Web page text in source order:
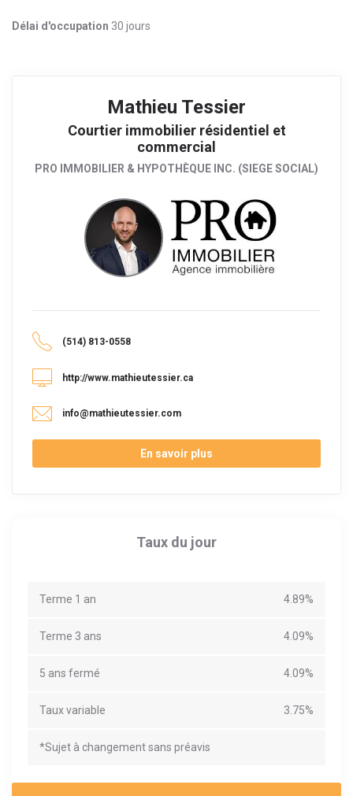
Délai d'occupation 30 jours
Mathieu Tessier
Courtier immobilier résidentiel et
commercial
PRO IMMOBILIER & HYPOTHÈQUE INC. (SIEGE SOCIAL)
(514) 813-0558
http://www.mathieutessier.ca
info@mathieutessier.com
En savoir plus
Taux du jour
Terme 1 an 4.89%
Terme 3 ans 4.09%
5 ans fermé 4.09%
Taux variable 3.75%
*Sujet à changement sans préavis